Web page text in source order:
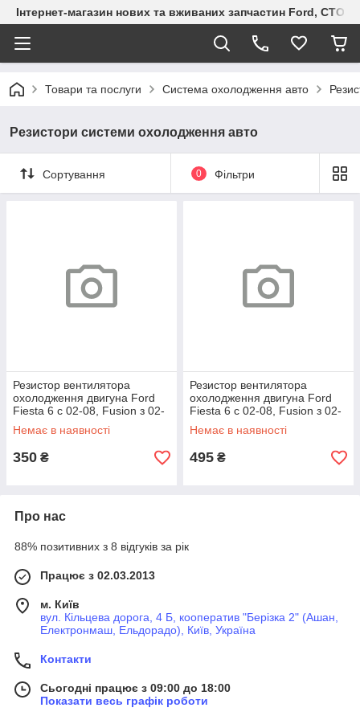
Інтернет-магазин нових та вживаних запчастин Ford, СТО
Товари та послуги Система охолодження авто
Резистори системи охолодження авто
Сортування 0 Фільтри
Резистор вентилятора
охолодження двигуна Ford
Fiesta 6 c 02-08, Fusion з 02-
12
Немає в наявності
350 ₴
Резистор вентилятора
охолодження двигуна Ford
Fiesta 6 c 02-08, Fusion з 02-
12
Немає в наявності
495 ₴
Про нас
88% позитивних з 8 відгуків за рік
Працює з 02.03.2013
м. Київ
вул. Кільцева дорога, 4 Б, кооператив "Берізка 2" (Ашан,
Електронмаш, Ельдорадо), Київ, Україна
Контакти
Сьогодні працює з 09:00 до 18:00
Показати весь графік роботи